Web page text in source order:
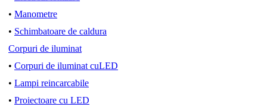
• Manometre
• Schimbatoare de caldura
Corpuri de iluminat
• Corpuri de iluminat cuLED
• Lampi reincarcabile
• Proiectoare cu LED